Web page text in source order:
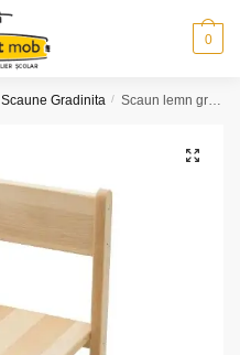
0
Scaune Gradinita / Scaun lemn gradinita T3
🔍